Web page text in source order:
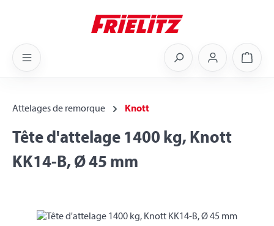
Attelages de remorque Knott
Tête d'attelage 1400 kg, Knott
KK14-B, Ø 45 mm
Skip image gallery